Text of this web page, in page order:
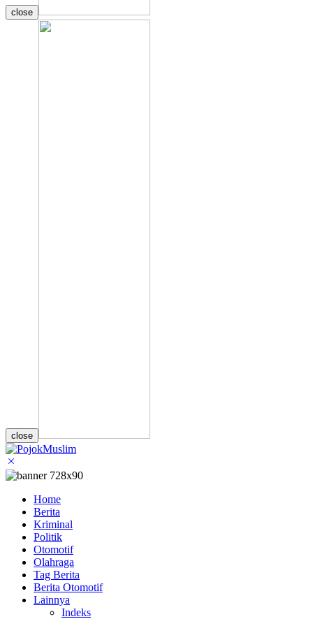
close
close
Home
Berita
Kriminal
Politik
Otomotif
Olahraga
Tag Berita
Berita Otomotif
Lainnya
Indeks